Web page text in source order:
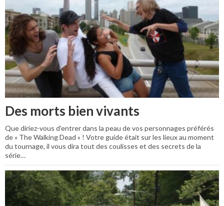
Des morts bien vivants
Que diriez-vous d’entrer dans la peau de vos personnages préférés
de « The Walking Dead » ! Votre guide était sur les lieux au moment
du tournage, il vous dira tout des coulisses et des secrets de la
série…